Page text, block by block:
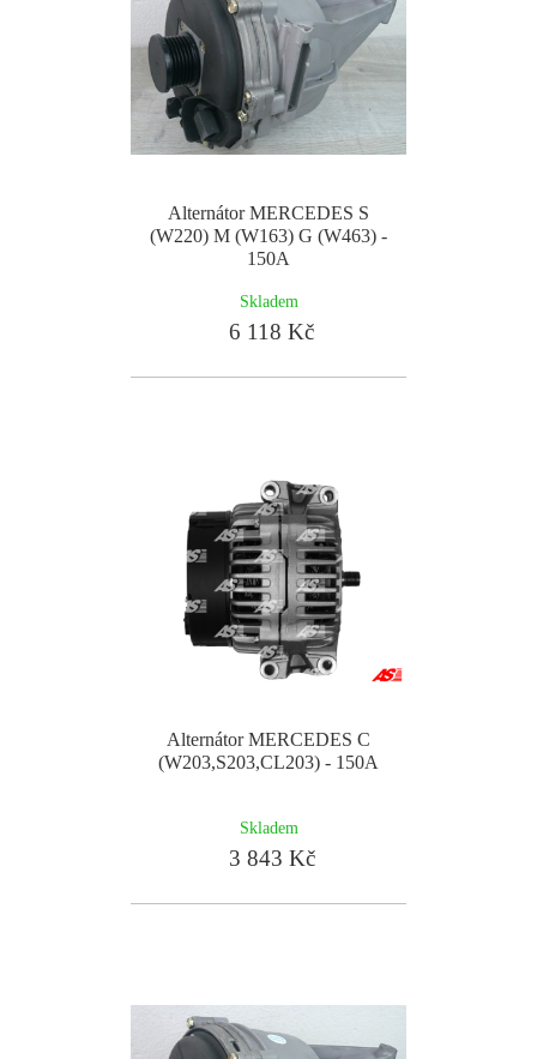
Alternátor MERCEDES S
(W220) M (W163) G (W463) -
150A
Skladem
6 118 Kč
Alternátor MERCEDES C
(W203,S203,CL203) - 150A
Skladem
3 843 Kč